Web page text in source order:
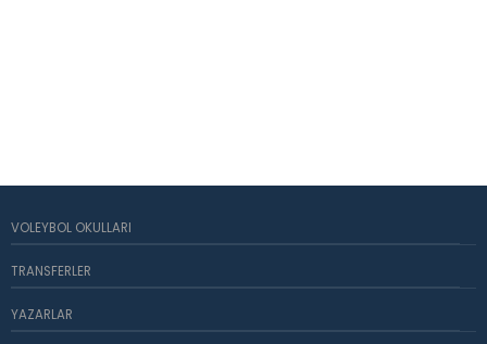
VOLEYBOL OKULLARI
TRANSFERLER
YAZARLAR